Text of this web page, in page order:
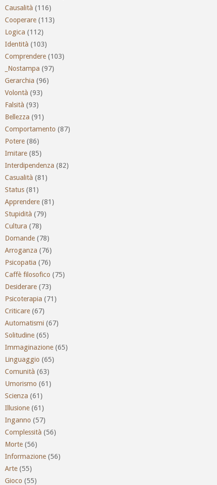
Causalità (116)
Cooperare (113)
Logica (112)
Identità (103)
Comprendere (103)
_Nostampa (97)
Gerarchia (96)
Volontà (93)
Falsità (93)
Bellezza (91)
Comportamento (87)
Potere (86)
Imitare (85)
Interdipendenza (82)
Casualità (81)
Status (81)
Apprendere (81)
Stupidità (79)
Cultura (78)
Domande (78)
Arroganza (76)
Psicopatia (76)
Caffè filosofico (75)
Desiderare (73)
Psicoterapia (71)
Criticare (67)
Automatismi (67)
Solitudine (65)
Immaginazione (65)
Linguaggio (65)
Comunità (63)
Umorismo (61)
Scienza (61)
Illusione (61)
Inganno (57)
Complessità (56)
Morte (56)
Informazione (56)
Arte (55)
Gioco (55)